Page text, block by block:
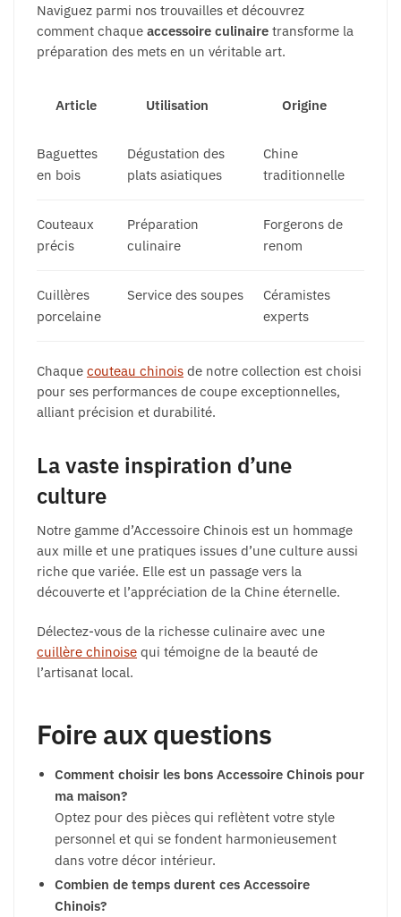
Naviguez parmi nos trouvailles et découvrez
comment chaque accessoire culinaire transforme la
préparation des mets en un véritable art.
Article Utilisation Origine
Baguettes
en bois
Dégustation des
plats asiatiques
Chine
traditionnelle
Couteaux
précis
Préparation
culinaire
Forgerons de
renom
Cuillères
porcelaine
Service des soupes
Céramistes
experts
Chaque couteau chinois de notre collection est choisi
pour ses performances de coupe exceptionnelles,
alliant précision et durabilité.
La vaste inspiration d’une
culture
Notre gamme d’Accessoire Chinois est un hommage
aux mille et une pratiques issues d’une culture aussi
riche que variée. Elle est un passage vers la
découverte et l’appréciation de la Chine éternelle.
Délectez-vous de la richesse culinaire avec une
cuillère chinoise qui témoigne de la beauté de
l’artisanat local.
Foire aux questions
Comment choisir les bons Accessoire Chinois pour
ma maison?
Optez pour des pièces qui reflètent votre style
personnel et qui se fondent harmonieusement
dans votre décor intérieur.
Combien de temps durent ces Accessoire
Chinois?